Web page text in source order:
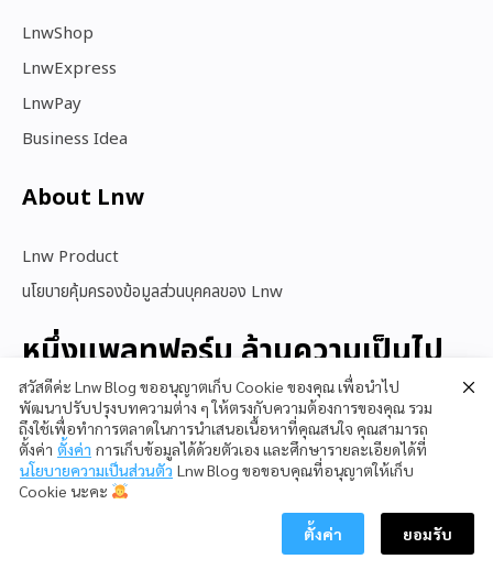
LnwShop
LnwExpress
LnwPay
Business Idea
About Lnw​
Lnw Product
นโยบายคุ้มครองข้อมูลส่วนบุคคลของ Lnw
หนึ่งแพลทฟอร์ม ล้านความเป็นไป
ได้
สนใจใช้ LnwShop
สวัสดีค่ะ Lnw Blog ขออนุญาตเก็บ Cookie ของคุณ เพื่อนำไป
พัฒนาปรับปรุงบทความต่าง ๆ ให้ตรงกับความต้องการของคุณ รวม
ถึงใช้เพื่อทำการตลาดในการนำเสนอเนื้อหาที่คุณสนใจ คุณสามารถ
ตั้งค่า ตั้งค่า การเก็บข้อมูลได้ด้วยตัวเอง และศึกษารายละเอียดได้ที่
นโยบายความเป็นส่วนตัว Lnw Blog ขอขอบคุณที่อนุญาตให้เก็บ
Cookie นะคะ
ตั้งค่า ยอมรับ